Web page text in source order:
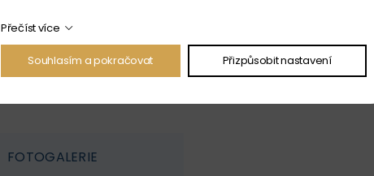
FOTOGALERIE
Přečíst více
Souhlasím a pokračovat Přizpůsobit nastavení